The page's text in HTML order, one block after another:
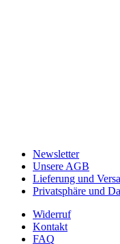
Newsletter
Unsere AGB
Lieferung und
Privatsphäre und
Widerruf
Kontakt
FAQ